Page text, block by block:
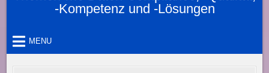
-Kompetenz und -Lösungen
MENU